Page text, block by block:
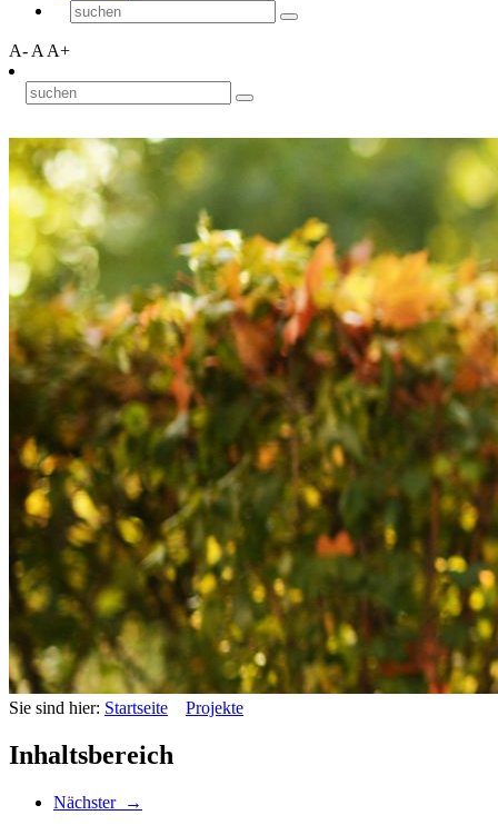
A- A A+
Sie sind hier: Startseite Projekte
Inhaltsbereich
Nächster →